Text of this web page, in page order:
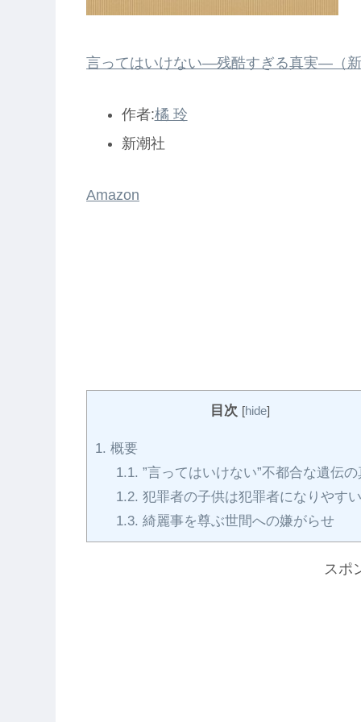
言ってはいけない―残酷すぎる真実―（新
作者:橘 玲
新潮社
Amazon
目次 [hide]
1. 概要
1.1. ”言ってはいけない”不都合な遺伝の
1.2. 犯罪者の子供は犯罪者になりやすい
1.3. 綺麗事を尊ぶ世間への嫌がらせ
スポ